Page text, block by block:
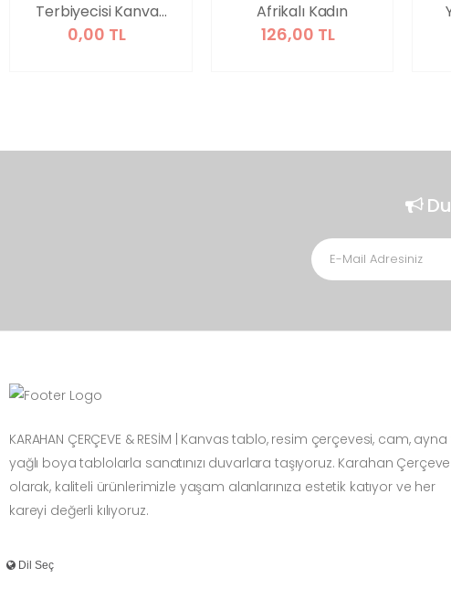
Terbiyecisi Kanvas
Tablo
0,00 TL
Afrikalı Kadın
126,00 TL
KARAHAN ÇERÇEVE & RESİM | Kanvas tablo, resim çerçevesi, cam, ayna
yağlı boya tablolarla sanatınızı duvarlara taşıyoruz. Karahan Çerçeve
olarak, kaliteli ürünlerimizle yaşam alanlarınıza estetik katıyor ve her
kareyi değerli kılıyoruz.